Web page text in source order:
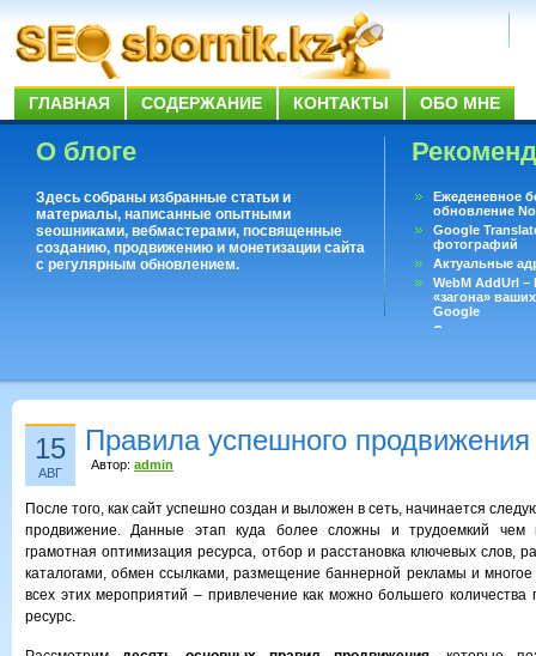
ГЛАВНАЯ СОДЕРЖАНИЕ КОНТАКТЫ ОБО МНЕ
О блоге
Здесь собраны избранные статьи и
материалы, написанные опытными
seoшниками, вебмастерами, посвященные
созданию, продвижению и монетизации сайта
с регулярным обновлением.
Ежеденевное
обновление
Google
фотографий
Актуальные
WebM AddUrl
«загона»
Google
Существует
15
АВГ
Правила успешного продвижения
Автор: admin
После того, как сайт успешно создан и выложен в сеть, начинается
продвижение. Данные этап куда более сложны и трудоемкий чем
грамотная оптимизация ресурса, отбор и расстановка ключевых слов,
каталогами, обмен ссылками, размещение баннерной рекламы и многое
всех этих мероприятий – привлечение как можно большего количества
ресурс.